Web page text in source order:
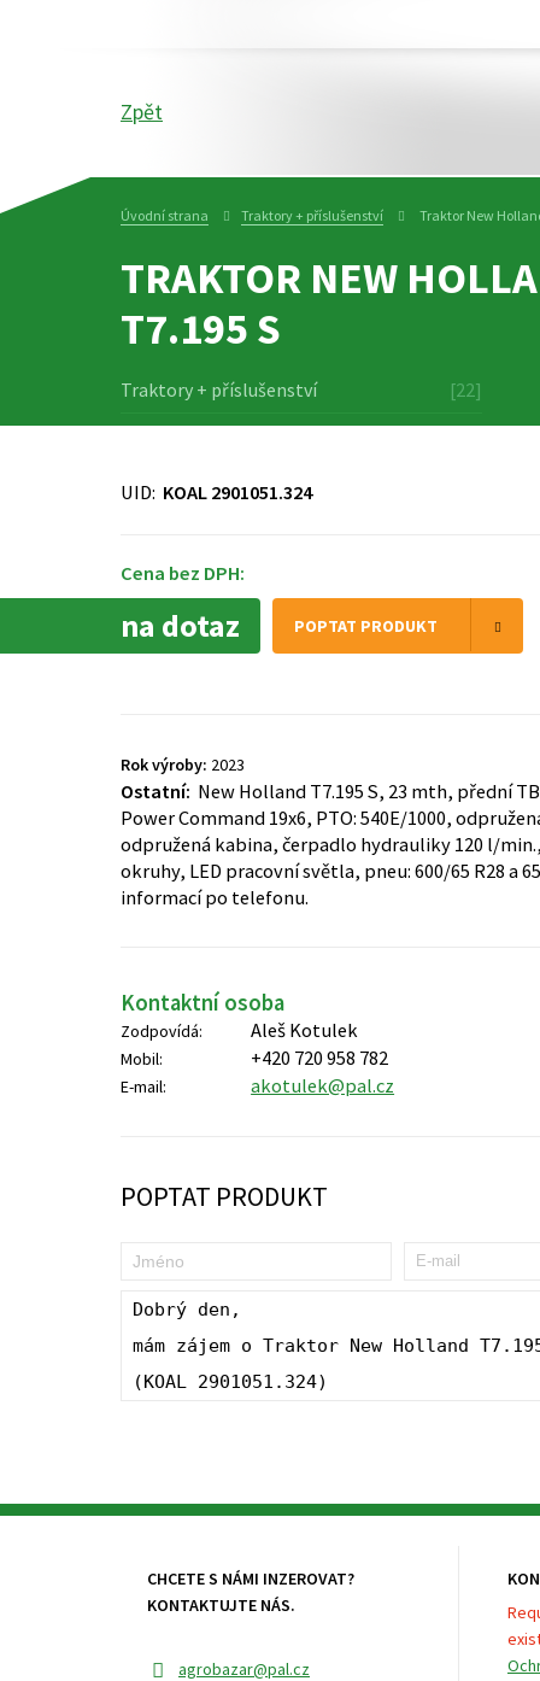
Zpět
Úvodní strana Traktory + příslušenství Traktor New
TRAKTOR NEW
T7.195 S
Traktory + příslušenství [22]
UID: KOAL 2901051.324
Cena bez DPH:
na dotaz POPTAT PRODUKT
Rok výroby: 2023
Ostatní: New Holland T7.195 S, 23 mth, přední
Power Command 19x6, PTO: 540E/1000,
odpružená kabina, čerpadlo hydrauliky 120 l/
okruhy, LED pracovní světla, pneu: 600/65 R28 a
informací po telefonu.
Kontaktní osoba
Zodpovídá: Aleš Kotulek
Mobil: +420 720 958 782
E-mail: akotulek@pal.cz
POPTAT PRODUKT
CHCETE S NÁMI INZEROVAT?
KONTAKTUJTE NÁS.
agrobazar@pal.cz